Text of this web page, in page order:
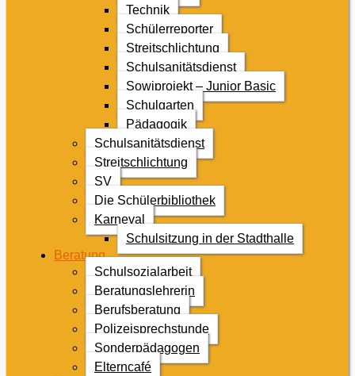
Technik
Schülerreporter
Streitschlichtung
Schulsanitätsdienst
Sowiprojekt – Junior Basic
Schulgarten
Pädagogik
Schulsanitätsdienst
Streitschlichtung
SV
Die Schülerbibliothek
Karneval
Schulsitzung in der Stadthalle
Beratung
Schulsozialarbeit
Beratungslehrerin
Berufsberatung
Polizeisprechstunde
Sonderpädagogen
Elterncafé